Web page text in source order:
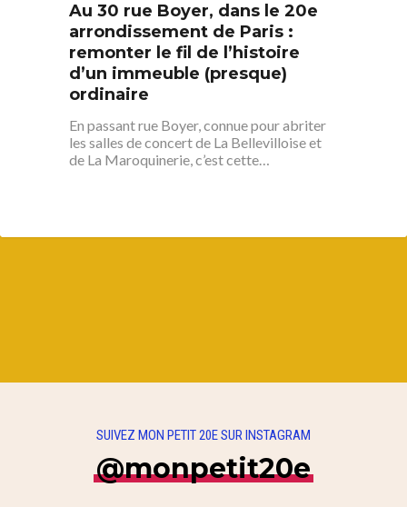
Au 30 rue Boyer, dans le 20e
arrondissement de Paris :
remonter le fil de l’histoire
d’un immeuble (presque)
ordinaire
En passant rue Boyer, connue pour abriter
les salles de concert de La Bellevilloise et
de La Maroquinerie, c’est cette…
SUIVEZ MON PETIT 20E SUR INSTAGRAM
@monpetit20e